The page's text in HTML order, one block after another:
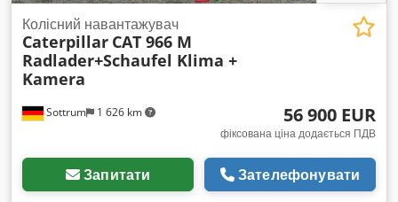
Sottrum 1 626 km
Колісний навантажувач
Caterpillar CAT 966 M
Radlader+Schaufel Klima +
Kamera
56 900 EUR
фіксована ціна додається ПДВ
Запитати Зателефонувати